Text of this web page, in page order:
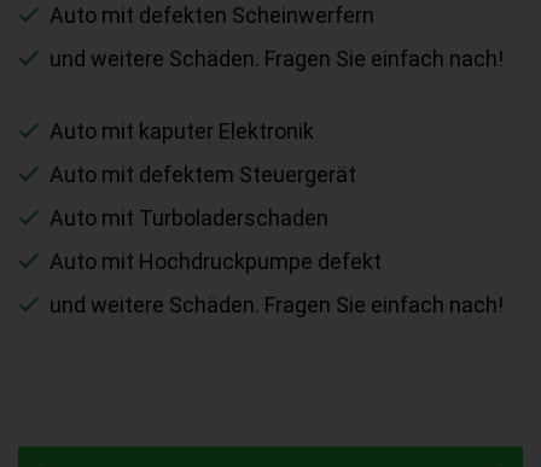
Auto mit defekten Scheinwerfern
und weitere Schäden. Fragen Sie einfach nach!
Auto mit kaputer Elektronik
Auto mit defektem Steuergerät
Auto mit Turboladerschaden
Auto mit Hochdruckpumpe defekt
und weitere Schäden. Fragen Sie einfach nach!